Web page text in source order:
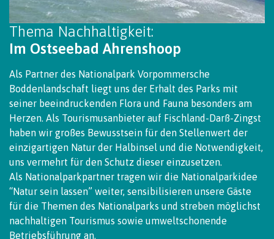
Thema Nachhaltigkeit:
Im Ostseebad Ahrenshoop
Als Partner des Nationalpark Vorpommersche
Boddenlandschaft liegt uns der Erhalt des Parks mit
seiner beeindruckenden Flora und Fauna besonders am
Herzen. Als Tourismusanbieter auf Fischland-Darß-Zingst
haben wir großes Bewusstsein für den Stellenwert der
einzigartigen Natur der Halbinsel und die Notwendigkeit,
uns vermehrt für den Schutz dieser einzusetzen.
Als Nationalparkpartner tragen wir die Nationalparkidee
“Natur sein lassen” weiter, sensibilisieren unsere Gäste
für die Themen des Nationalparks und streben möglichst
nachhaltigen Tourismus sowie umweltschonende
Betriebsführung an.